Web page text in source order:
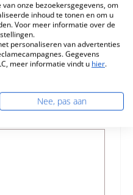
onze bezoekersgegevens, om
inhoud te tonen en om u
Voor meer informatie over de
personaliseren van advertenties
Gegevens
meer informatie vindt u hier.
Nee, pas aan